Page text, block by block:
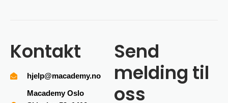
Kontakt
hjelp@macademy.no
Macademy Oslo
Send
melding til
oss